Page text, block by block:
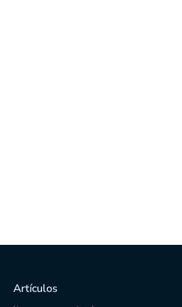
Artículos